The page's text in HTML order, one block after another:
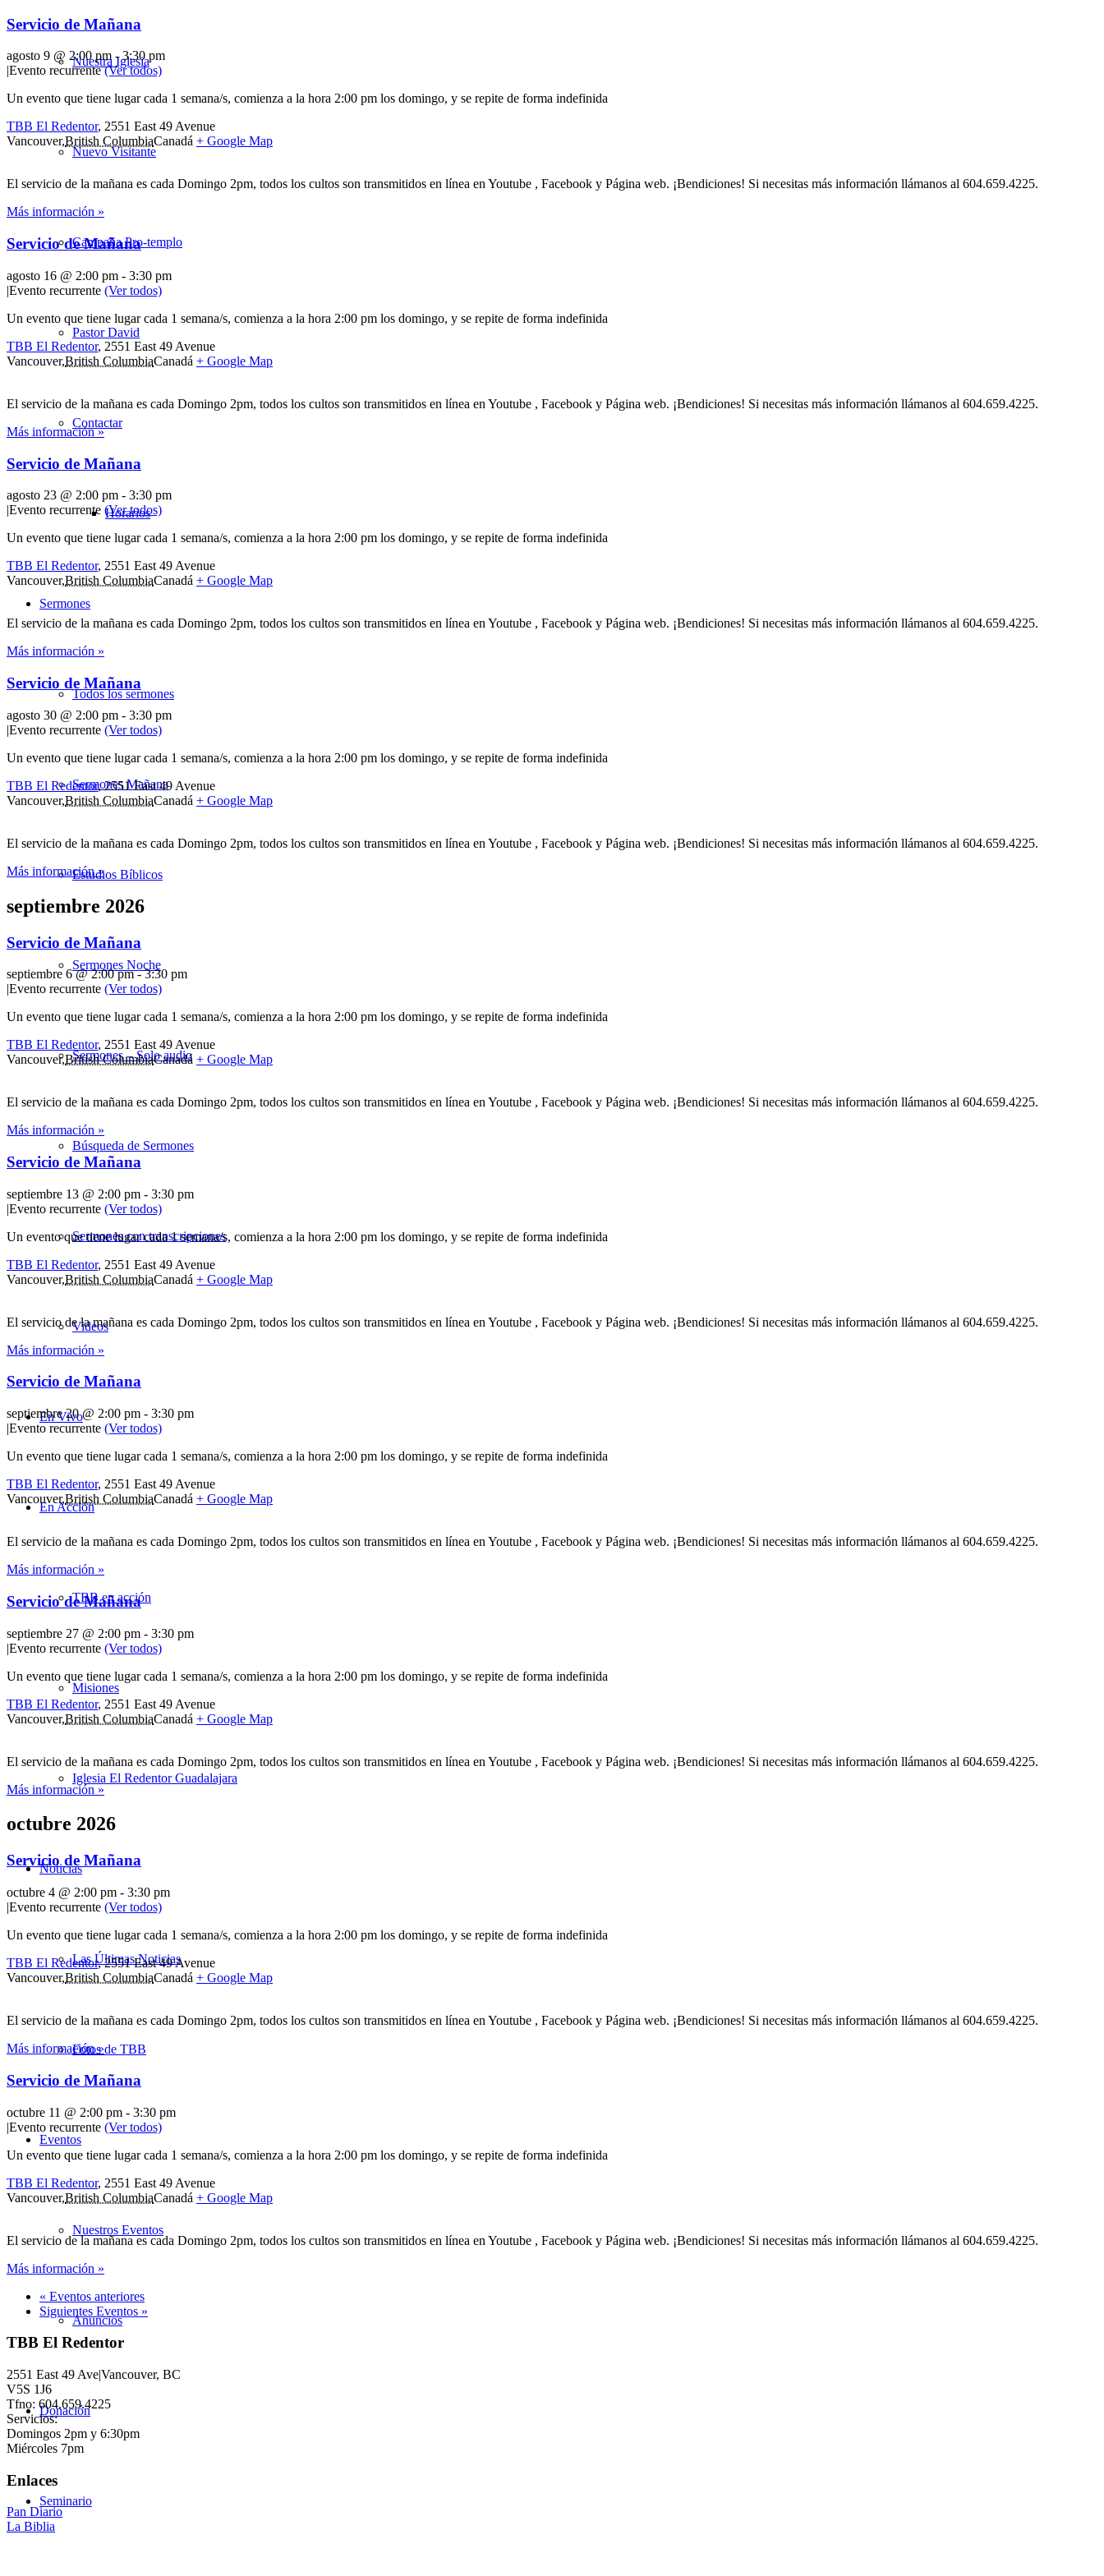
Nuestra Iglesia
Nuevo Visitante
Campaña Pro-templo
Pastor David
Contactar
Horarios
Sermones
Todos los sermones
Sermones Mañana
Estudios Bíblicos
Sermones Noche
Sermones – Solo audio
Búsqueda de Sermones
Sermones con transcripciones
Videos
En Vivo
En Acción
TBB en acción
Misiones
Iglesia El Redentor Guadalajara
Noticias
Las Últimas Noticias
Fotos de TBB
Eventos
Nuestros Eventos
Anuncios
Donación
Seminario
Servicio de Mañana
agosto 9 @ 2:00 pm -3:30 pm
|Evento recurrente(Ver todos)
Un evento que tiene lugar cada 1 semana/s, comienza a la hora 2:00 pm los domingo, y se repite de forma indefinida
TBB El Redentor, 2551 East 49 Avenue
Vancouver,British ColumbiaCanadá + Google Map
El servicio de la mañana es cada Domingo 2pm, todos los cultos son transmitidos en línea en Youtube , Facebook y Página web. ¡Bendiciones! Si necesitas más información llámanos al 604.659.4225.
Más información »
Servicio de Mañana
agosto 16 @ 2:00 pm - 3:30 pm
|Evento recurrente (Ver todos)
Un evento que tiene lugar cada 1 semana/s, comienza a la hora 2:00 pm los domingo, y se repite de forma indefinida
TBB El Redentor, 2551 East 49 Avenue
Vancouver,British ColumbiaCanadá + Google Map
El servicio de la mañana es cada Domingo 2pm, todos los cultos son transmitidos en línea en Youtube , Facebook y Página web. ¡Bendiciones! Si necesitas más información llámanos al 604.659.4225.
Más información »
Servicio de Mañana
agosto 23 @ 2:00 pm - 3:30 pm
|Evento recurrente (Ver todos)
Un evento que tiene lugar cada 1 semana/s, comienza a la hora 2:00 pm los domingo, y se repite de forma indefinida
TBB El Redentor, 2551 East 49 Avenue
Vancouver,British ColumbiaCanadá + Google Map
El servicio de la mañana es cada Domingo 2pm, todos los cultos son transmitidos en línea en Youtube , Facebook y Página web. ¡Bendiciones! Si necesitas más información llámanos al 604.659.4225.
Más información »
Servicio de Mañana
agosto 30 @ 2:00 pm - 3:30 pm
|Evento recurrente (Ver todos)
Un evento que tiene lugar cada 1 semana/s, comienza a la hora 2:00 pm los domingo, y se repite de forma indefinida
TBB El Redentor,2551 East 49 Avenue
Vancouver,British ColumbiaCanadá + Google Map
El servicio de la mañana es cada Domingo 2pm, todos los cultos son transmitidos en línea en Youtube , Facebook y Página web. ¡Bendiciones! Si necesitas más información llámanos al 604.659.4225.
Más información »
septiembre 2026
Servicio de Mañana
septiembre 6 @ 2:00 pm-3:30 pm
|Evento recurrente (Ver todos)
Un evento que tiene lugar cada 1 semana/s, comienza a la hora 2:00 pm los domingo, y se repite de forma indefinida
TBB El Redentor, 2551 East 49 Avenue
Vancouver,British ColumbiaCanadá + Google Map
El servicio de la mañana es cada Domingo 2pm, todos los cultos son transmitidos en línea en Youtube , Facebook y Página web. ¡Bendiciones! Si necesitas más información llámanos al 604.659.4225.
Más información »
Servicio de Mañana
septiembre 13 @ 2:00 pm - 3:30 pm
|Evento recurrente (Ver todos)
Un evento que tiene lugar cada 1 semana/s, comienza a la hora 2:00 pm los domingo, y se repite de forma indefinida
TBB El Redentor, 2551 East 49 Avenue
Vancouver,British ColumbiaCanadá + Google Map
El servicio de la mañana es cada Domingo 2pm, todos los cultos son transmitidos en línea en Youtube , Facebook y Página web. ¡Bendiciones! Si necesitas más información llámanos al 604.659.4225.
Más información »
Servicio de Mañana
septiembre 20 @ 2:00 pm - 3:30 pm
|Evento recurrente (Ver todos)
Un evento que tiene lugar cada 1 semana/s, comienza a la hora 2:00 pm los domingo, y se repite de forma indefinida
TBB El Redentor, 2551 East 49 Avenue
Vancouver,British ColumbiaCanadá + Google Map
El servicio de la mañana es cada Domingo 2pm, todos los cultos son transmitidos en línea en Youtube , Facebook y Página web. ¡Bendiciones! Si necesitas más información llámanos al 604.659.4225.
Más información »
Servicio de Mañana
septiembre 27 @ 2:00 pm - 3:30 pm
|Evento recurrente (Ver todos)
Un evento que tiene lugar cada 1 semana/s, comienza a la hora 2:00 pm los domingo, y se repite de forma indefinida
TBB El Redentor, 2551 East 49 Avenue
Vancouver,British ColumbiaCanadá + Google Map
El servicio de la mañana es cada Domingo 2pm, todos los cultos son transmitidos en línea en Youtube , Facebook y Página web. ¡Bendiciones! Si necesitas más información llámanos al 604.659.4225.
Más información »
octubre 2026
Servicio de Mañana
octubre 4 @ 2:00 pm - 3:30 pm
|Evento recurrente (Ver todos)
Un evento que tiene lugar cada 1 semana/s, comienza a la hora 2:00 pm los domingo, y se repite de forma indefinida
TBB El Redentor,2551 East 49 Avenue
Vancouver,British ColumbiaCanadá + Google Map
El servicio de la mañana es cada Domingo 2pm, todos los cultos son transmitidos en línea en Youtube , Facebook y Página web. ¡Bendiciones! Si necesitas más información llámanos al 604.659.4225.
Más información »
Servicio de Mañana
octubre 11 @ 2:00 pm - 3:30 pm
|Evento recurrente (Ver todos)
Un evento que tiene lugar cada 1 semana/s, comienza a la hora 2:00 pm los domingo, y se repite de forma indefinida
TBB El Redentor, 2551 East 49 Avenue
Vancouver,British ColumbiaCanadá + Google Map
El servicio de la mañana es cada Domingo 2pm, todos los cultos son transmitidos en línea en Youtube , Facebook y Página web. ¡Bendiciones! Si necesitas más información llámanos al 604.659.4225.
Más información »
« Eventos anteriores
Siguientes Eventos »
TBB El Redentor
2551 East 49 Ave|Vancouver, BC
V5S 1J6
Tfno: 604.659.4225
Servicios:
Domingos 2pm y 6:30pm
Miércoles 7pm
Enlaces
Pan Diario
La Biblia